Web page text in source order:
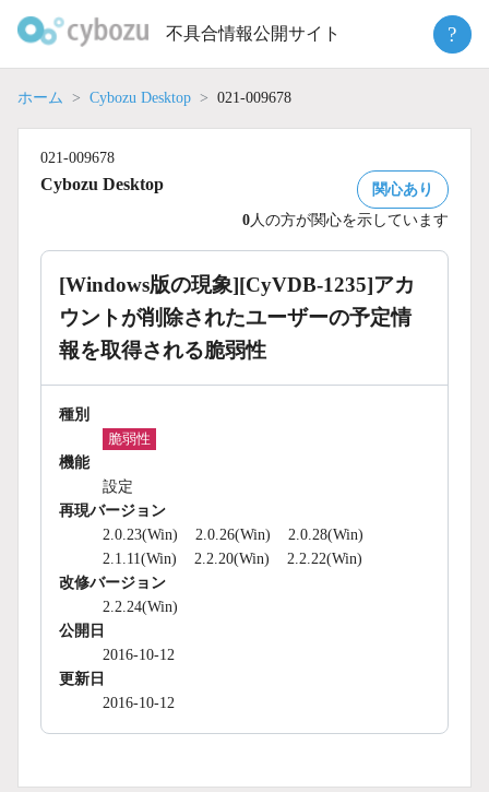
不具合情報公開サイト ?
ホーム Cybozu Desktop 021-009678
021-009678
Cybozu Desktop
関心あり
0 人の方が関心を示しています
[Windows版の現象][CyVDB-1235]アカ
ウントが削除されたユーザーの予定情
報を取得される脆弱性
種別
脆弱性
機能
設定
再現バージョン
2.0.23(Win)
2.0.26(Win)
2.0.28(Win)
2.1.11(Win)
2.2.20(Win)
2.2.22(Win)
改修バージョン
2.2.24(Win)
公開日
2016-10-12
更新日
2016-10-12